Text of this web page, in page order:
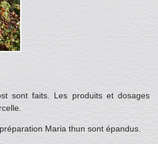
sont faits. Les produits et dosages
Maria thun sont épandus.